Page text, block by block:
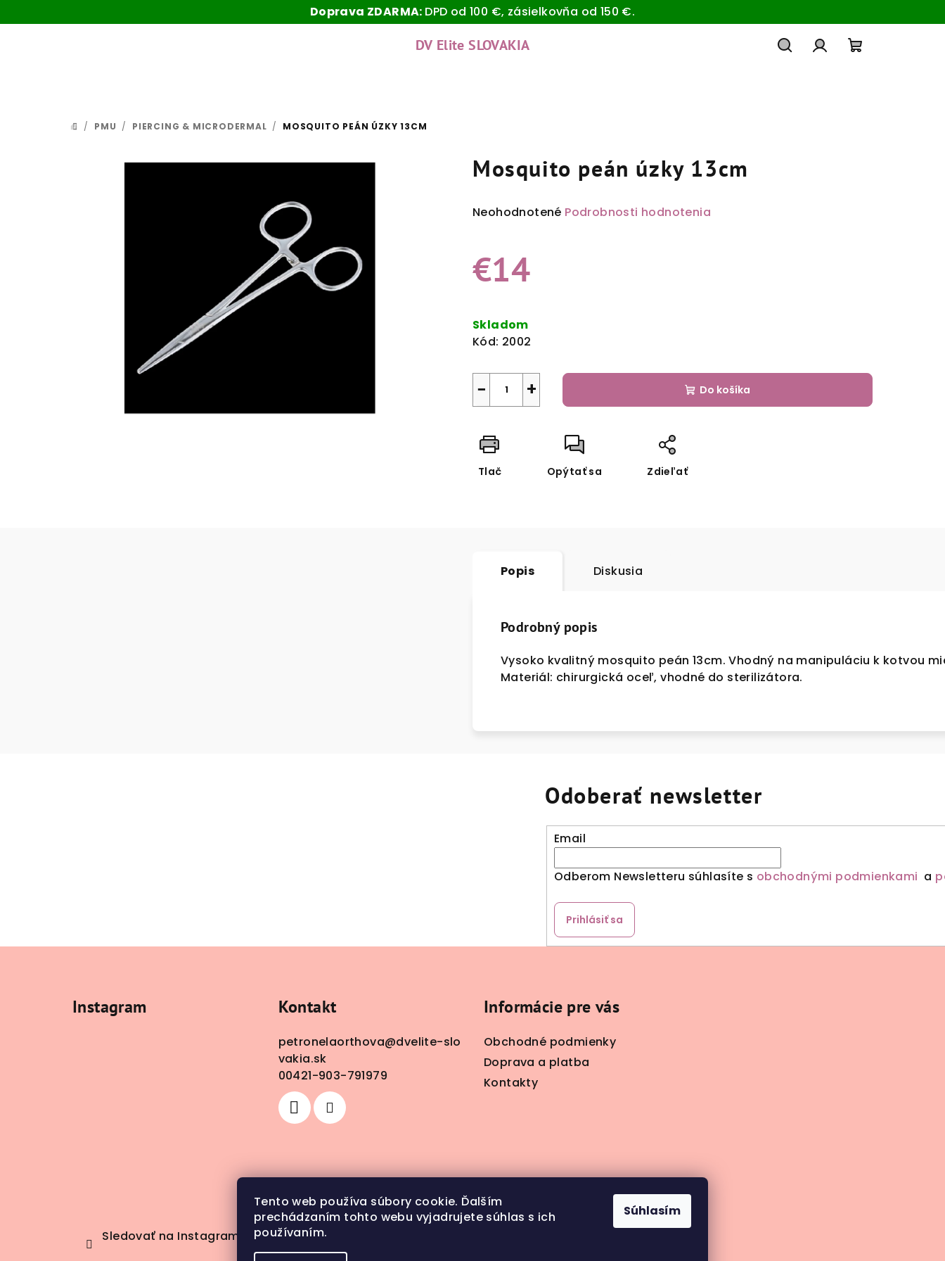
Doprava ZDARMA: DPD od 100 €, zásielkovňa od 150 €.
Tento web používa súbory cookie. Ďalším
prechádzaním tohto webu vyjadrujete súhlas s ich
používaním.
Súhlasím
DV Elite SLOVAKIA
DOMOV
/ PMU / PIERCING & MICRODERMAL / MOSQUITO PEÁN ÚZKY 13CM
Mosquito peán úzky 13cm
Priemerné
je
0,0
hviezdičiek.
Neohodnotené Podrobnosti hodnotenia
€14
cena:
Skladom
Kód: 2002
+
− Do košíka
Tlač Opýtať sa Zdieľať
Popis Diskusia
Podrobný popis
Vysoko kvalitný mosquito peán 13cm. Vhodný na manipuláciu k kotvou
Materiál: chirurgická oceľ, vhodné do sterilizátora.
Odoberať newsletter
Email
Odberom Newsletteru súhlasíte s obchodnými podmienkami a
Prihlásiť sa
Instagram
Sledovať na Instagrame
Kontakt
petronelaorthova@dvelite-slo
vakia.sk
00421-903-791979
Informácie pre vás
Obchodné podmienky
Doprava a platba
Kontakty